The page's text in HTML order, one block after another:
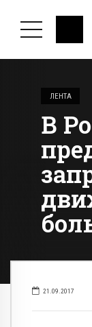
ЛЕНТА
В
21.09.2017